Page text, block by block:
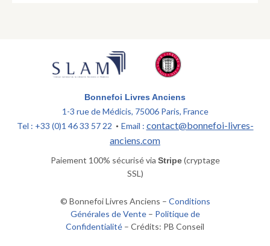
Bonnefoi Livres Anciens
1-3 rue de Médicis, 75006 Paris, France
Tel : +33 (0)1 46 33 57 22 • Email : contact@bonnefoi-livres-
anciens.com
Paiement 100% sécurisé via Stripe(cryptage
SSL)
© Bonnefoi Livres Anciens – Conditions
Générales de Vente– Politique de
Confidentialité – Crédits: PB Conseil